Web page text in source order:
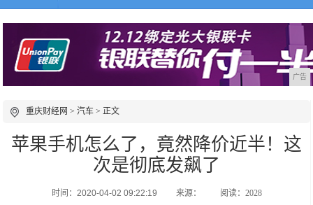
广告
重庆财经网 >汽车 > 正文
苹果手机怎么了，竟然降价近半！这
次是彻底发飙了
时间：2020-04-02 09:22:19 来源： 阅读：2028